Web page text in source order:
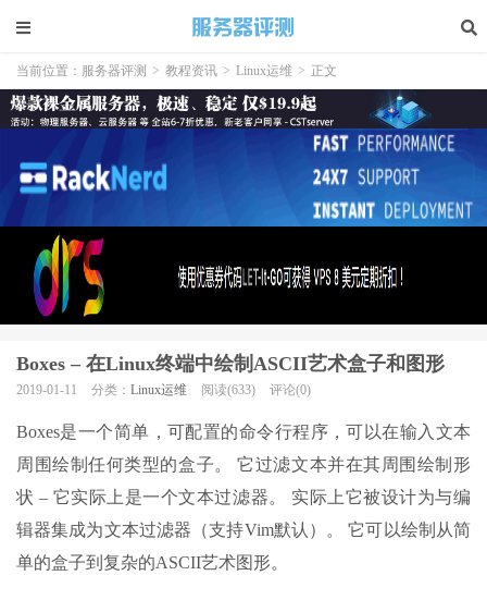
当前位置： 服务器评测 > 教程资讯 > Linux运维 > 正文
Boxes – 在Linux终端中绘制ASCII艺术盒子和图形
2019-01-11 分类： Linux运维 阅读(633) 评论(0)
Boxes是一个简单，可配置的命令行程序，可以在输入文本
周围绘制任何类型的盒子。 它过滤文本并在其周围绘制形
状 – 它实际上是一个文本过滤器。 实际上它被设计为与编
辑器集成为文本过滤器（支持Vim默认）。 它可以绘制从简
单的盒子到复杂的ASCII艺术图形。